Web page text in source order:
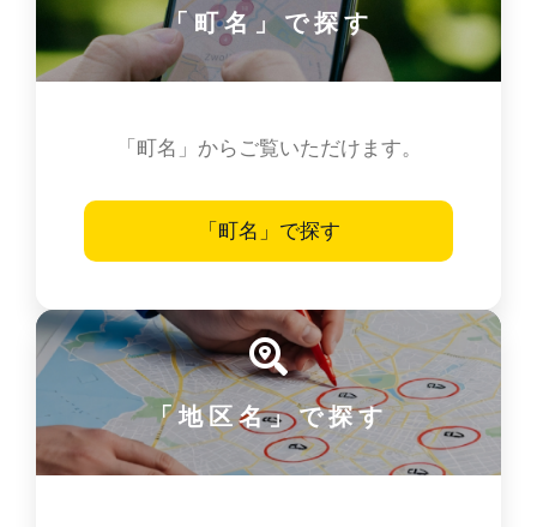
「町名」で探す
「町名」からご覧いただけます。
「町名」で探す
「地区名」で探す